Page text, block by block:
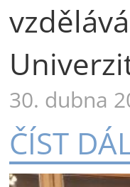
30. dubna
ČÍST